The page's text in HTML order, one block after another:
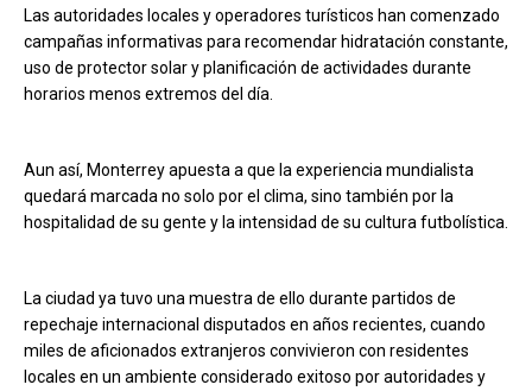
Las autoridades locales y operadores turísticos han comenzado
campañas informativas para recomendar hidratación constante,
uso de protector solar y planificación de actividades durante
horarios menos extremos del día.
Aun así, Monterrey apuesta a que la experiencia mundialista
quedará marcada no solo por el clima, sino también por la
hospitalidad de su gente y la intensidad de su cultura futbolística.
La ciudad ya tuvo una muestra de ello durante partidos de
repechaje internacional disputados en años recientes, cuando
miles de aficionados extranjeros convivieron con residentes
locales en un ambiente considerado exitoso por autoridades y